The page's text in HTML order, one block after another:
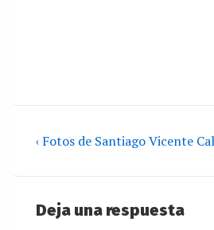
‹ Fotos de Santiago Vicente
Deja una respuesta